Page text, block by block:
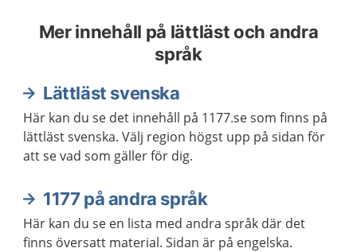
Mer innehåll på lättläst och andra
språk
Lättläst svenska
Här kan du se det innehåll på 1177.se som finns på
lättläst svenska. Välj region högst upp på sidan för
att se vad som gäller för dig.
1177 på andra språk
Här kan du se en lista med andra språk där det
finns översatt material. Sidan är på engelska.